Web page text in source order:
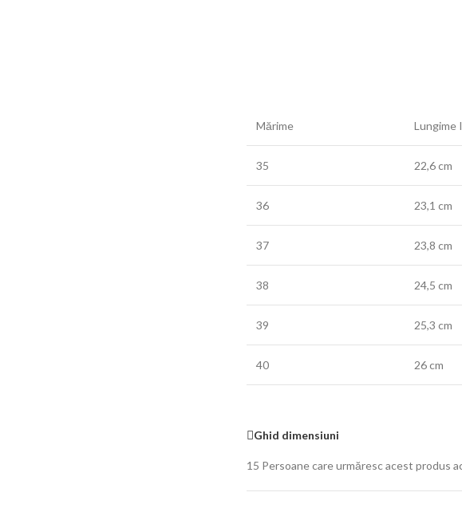
Mărime Lungime
35 22,6 cm
36 23,1 cm
37 23,8 cm
38 24,5 cm
39 25,3 cm
40 26 cm
Ghid dimensiuni
15 Persoane care urmăresc acest produs